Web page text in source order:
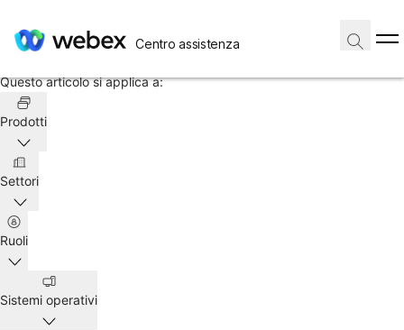
Centro assistenza
Articolo
Questo articolo si applica a:
Prodotti
Settori
Ruoli
Sistemi operativi